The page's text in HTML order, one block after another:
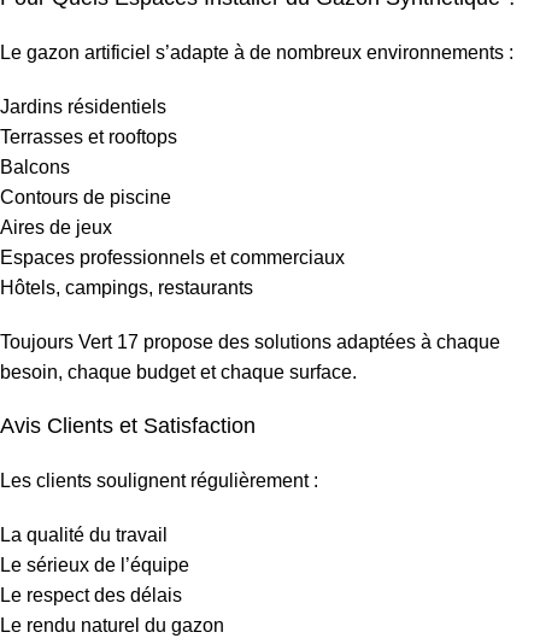
Le gazon artificiel s’adapte à de nombreux environnements :
Jardins résidentiels
Terrasses et rooftops
Balcons
Contours de piscine
Aires de jeux
Espaces professionnels et commerciaux
Hôtels, campings, restaurants
Toujours Vert 17 propose des solutions adaptées à chaque
besoin, chaque budget et chaque surface.
Avis Clients et Satisfaction
Les clients soulignent régulièrement :
La qualité du travail
Le sérieux de l’équipe
Le respect des délais
Le rendu naturel du gazon